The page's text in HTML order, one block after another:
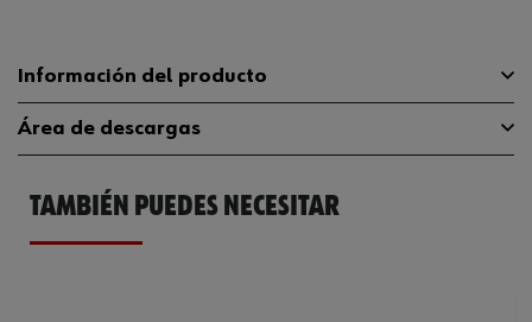
Información del producto
Material ALU
Superficie PWD
Área de descargas
Catálogo General 0963012330
TAMBIÉN PUEDES NECESITAR